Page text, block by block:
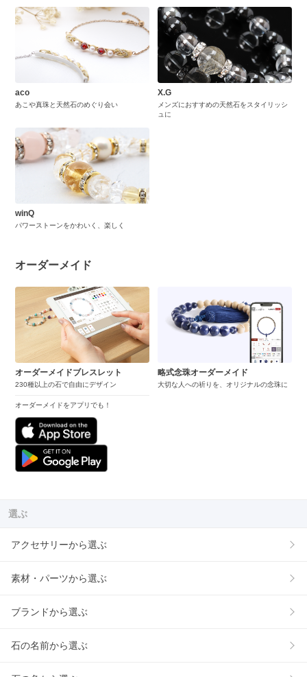
aco
あこや真珠と天然石のめぐり会い
X.G
メンズにおすすめの天然石をスタイリッシ
ュに
winQ
パワーストーンをかわいく、楽しく
オーダーメイド
オーダーメイドブレスレット
230種以上の石で自由にデザイン
オーダーメイドをアプリでも！
略式念珠オーダーメイド
大切な人への祈りを、オリジナルの念珠に
選ぶ
アクセサリーから選ぶ
素材・パーツから選ぶ
ブランドから選ぶ
石の名前から選ぶ